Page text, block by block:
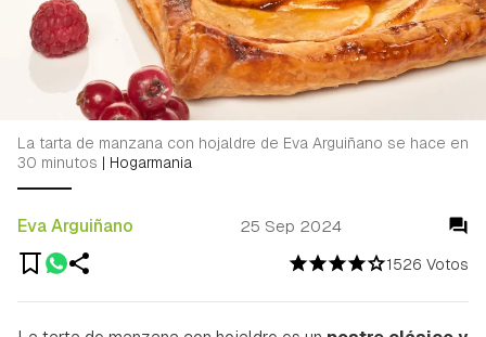
1526 Votos
Eva Arguiñano 25 Sep 2024
La tarta de manzana con hojaldre de Eva Arguiñano se hace en
30 minutos | Hogarmania